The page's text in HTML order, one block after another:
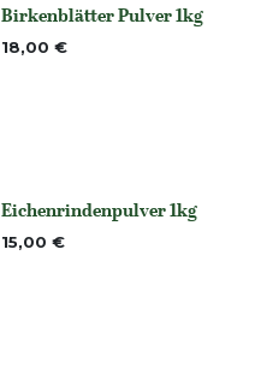
None
Birkenblätter Pulver 1kg
18,00 €
None
Eichenrindenpulver 1kg
15,00 €